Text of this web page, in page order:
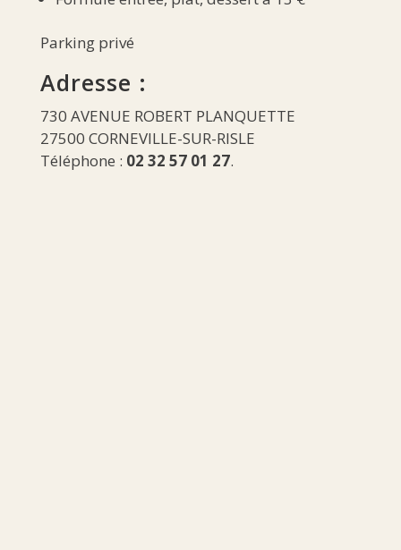
Parking privé
Adresse :
730 AVENUE ROBERT PLANQUETTE
27500 CORNEVILLE-SUR-RISLE
Téléphone : 02 32 57 01 27.